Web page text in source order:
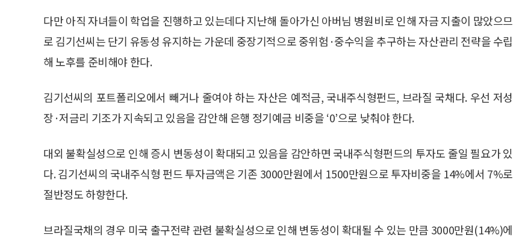
다만 아직 자녀들이 학업을 진행하고 있는데다 지난해 돌아가신 아버님 병원비로 인해 자금 지출이 많았으므
로 김기선씨는 단기 유동성 유지하는 가운데 중장기적으로 중위험·중수익을 추구하는 자산관리 전략을 수립
해 노후를 준비해야 한다.
김기선씨의 포트폴리오에서 빼거나 줄여야 하는 자산은 예적금, 국내주식형펀드, 브라질 국채다. 우선 저성
장·저금리 기조가 지속되고 있음을 감안해 은행 정기예금 비중을 ‘0’으로 낮춰야 한다.
대외 불확실성으로 인해 증시 변동성이 확대되고 있음을 감안하면 국내주식형펀드의 투자도 줄일 필요가 있
다. 김기선씨의 국내주식형 펀드 투자금액은 기존 3000만원에서 1500만원으로 투자비중을 14%에서 7%로
절반정도 하향한다.
브라질국채의 경우 미국 출구전략 관련 불확실성으로 인해 변동성이 확대될 수 있는 만큼 3000만원(14%)에